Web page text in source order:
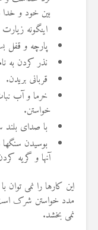
بین خود و خدا
اینگونه
پارچه و قفل
نذر کردن به
قربانی بریدن.
خرما و آب
خواستن.
با صدای
بوسیدن
آنها و گریه
این کارها را نمی
مدد خواستن شرک
نمی بخشد.
19 جولای 2026
36 نمایش ها